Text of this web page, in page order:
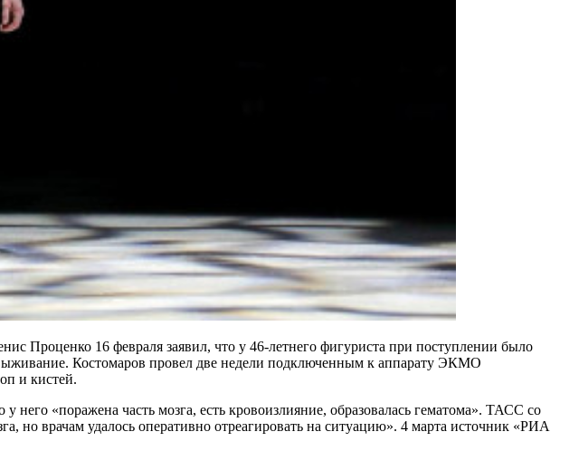
Проценко 16 февраля заявил, что у 46-летнего фигуриста при поступлении было
Костомаров провел две недели подключенным к аппарату ЭКМО
и кистей.
«поражена часть мозга, есть кровоизлияние, образовалась гематома». ТАСС со
но врачам удалось оперативно отреагировать на ситуацию». 4 марта источник «РИА